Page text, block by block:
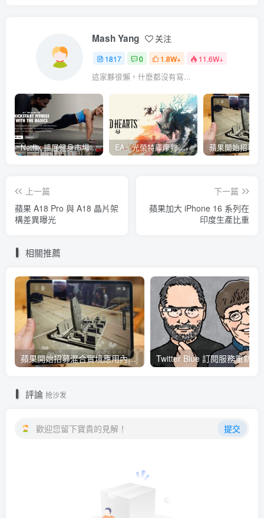
Mash Yang 关注
1817 0 1.8W+ 11.6W+
這家夥很懶，什麽都沒有寫...
Netflix 擴展健身市場 與 Nike 合作推出《Nike Training Club》系列健身影片 EA、光榮特庫摩狩獵冒險遊戲《WILD HEARTS》公布「強大化獸」宣傳影片
上一篇
蘋果 A18 Pro 與 A18 晶片架
構差異曝光
下一篇
蘋果加大 iPhone 16 系列在
印度生產比重
相關推薦
蘋果開始招募混合實境應用內容開發人員 將能對應各類3D全景應用內容互動、影音服務使用體驗
評論 抢沙发
歡迎您留下寶貴的見解！ 提交